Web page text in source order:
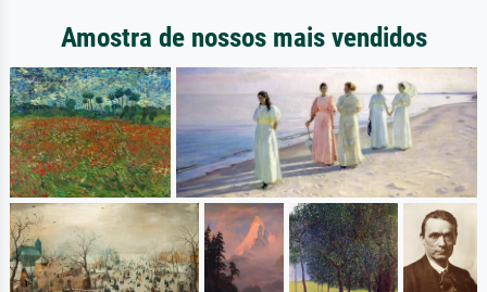
Amostra de nossos mais vendidos